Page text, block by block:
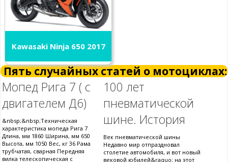
Kawasaki Ninja 650 2017
Пять случайных статей о мотоциклах:
Мопед Рига 7 ( с
двигателем Д6)
&nbsp;&nbsp;Техническая
характеристика мопеда Рига 7
Длина, мм 1860 Ширина, мм 650
Высота, мм 1050 Вес, кг 36 Рама
трубчатая, сварная Передняя
вилка телескопическая с
100 лет
пневматической
шине. История
Век пневматической шины
Недавно мир отпраздновал
столетие автомобиля, и вот новый
вековой юбилей&raquo; на этот